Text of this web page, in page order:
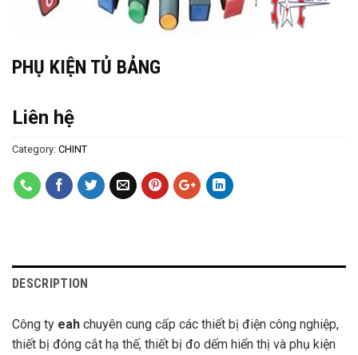
PHỤ KIỆN TỦ BẢNG
Liên hệ
Category: CHINT
DESCRIPTION
Công ty eah chuyên cung cấp các thiết bị điện công nghiệp,
thiết bị đóng cắt hạ thế, thiết bị đo dếm hiển thị và phụ kiện